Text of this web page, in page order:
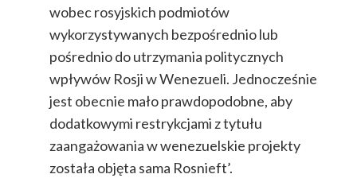
wobec rosyjskich podmiotów
wykorzystywanych bezpośrednio lub
pośrednio do utrzymania politycznych
wpływów Rosji w Wenezueli. Jednocześnie
jest obecnie mało prawdopodobne, aby
dodatkowymi restrykcjami z tytułu
zaangażowania w wenezuelskie projekty
została objęta sama Rosnieft’.